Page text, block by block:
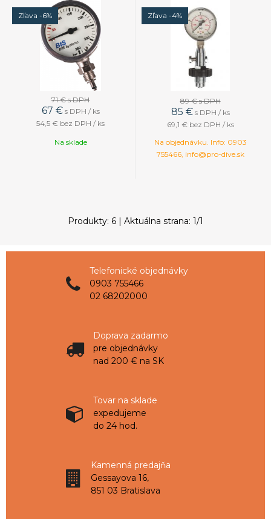
Zľava -6%
71 €s DPH
67 € s DPH / ks
54,5 € bez DPH / ks
Na sklade
Zľava -4%
89 €s DPH
85 € s DPH / ks
69,1 € bez DPH / ks
Na objednávku. Info: 0903
755466, info@pro-dive.sk
Produkty: 6 | Aktuálna strana: 1/1
Telefonické objednávky
0903 755466
02 68202000
Doprava zadarmo
pre objednávky
nad 200 € na SK
Tovar na sklade
expedujeme
do 24 hod.
Kamenná predajňa
Gessayova 16,
851 03 Bratislava